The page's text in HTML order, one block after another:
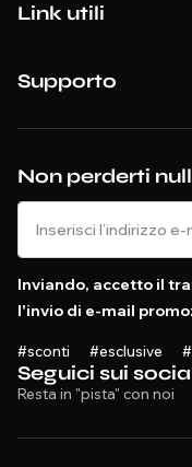
Seguici sui
Resta in "pista" con noi
Non perderti
Inviando, accetto il
l'invio di e-mail
#sconti #esclusive
Link utili
Supporto